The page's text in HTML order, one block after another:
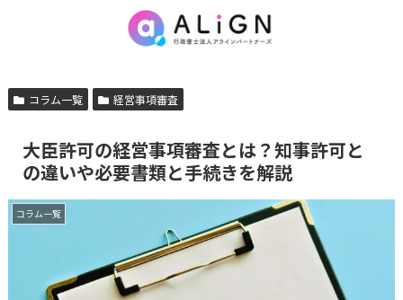
コラム一覧 経営事項審査
大臣許可の経営事項審査とは？知事許可と
の違いや必要書類と手続きを解説
コラム一覧